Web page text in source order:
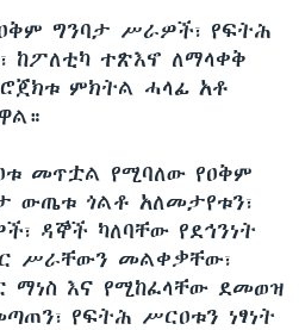
ግንባታ ሥራዎች፣ የፍትሕ
ከፖለቲካ ተጽእኖ ለማላቀቅ
ምክትል ሓላፊ አቶ
መጥቷል የሚባለው የዐቅም
ውጤቱ ጎልቶ አለመታየቱን፣
ዳኞች ካለባቸው የደኅንነት
ሥራቸውን መልቀቃቸው፣
ማነስ እና የሚከፈላቸው ደመወዝ
የፍትሕ ሥርዐቱን ነፃነት